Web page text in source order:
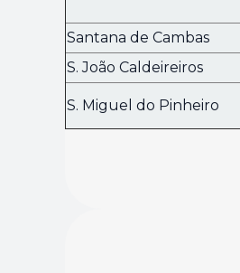
Santana de Cambas
S. João Caldeireiros
S. Miguel do Pinheiro